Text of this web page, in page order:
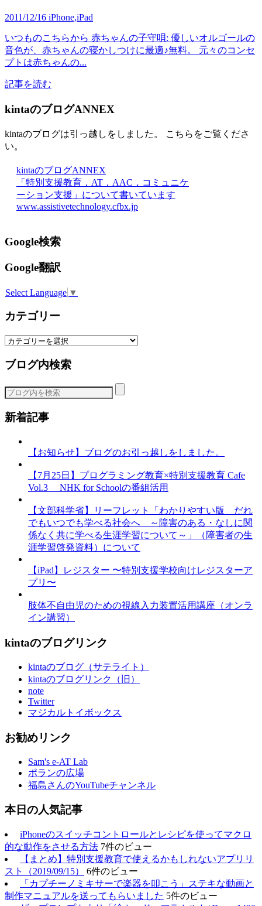
2011/12/16 iPhone,iPad
いつものこちらから 赤ちゃんの子守唄: 優しいオルゴールの
音色が、赤ちゃんの寝かしつけに最適♪無料。 元々のコンセ
プトは赤ちゃんの...
記事を読む
kintaのブログANNEX
kintaのブログは引っ越しをしました。 こちらをご覧くださ
い。
kintaのブログANNEX
「特別支援教育，AT，AAC，コミュニケ
ーション支援」について書いています
www.assistivetechnology.cfbx.jp
Google検索
Google翻訳
Select Language ▼
カテゴリー
カ
ゴ
ー
ブログ内検索
新着記事
【お知らせ】ブログのお引っ越しをしました。
【7月25日】プログラミング教育×特別支援教育 Cafe
Vol.3 NHK for Schoolの番組活用
【文部科学省】リーフレット「わかりやすい版 だれ
でもいつでも学べる社会へ ～障害のある・なしに関
係なく共に学べる生涯学習について～」（障害者の生
涯学習啓発資料）について
【iPad】レジスター 〜特別支援学校向けレジスターア
プリ〜
肢体不自由児のための視線入力装置活用講座（オンラ
イン講習）
kintaのブログリンク
kintaのブログ（サテライト）
kintaのブログリンク（旧）
note
Twitter
マジカルトイボックス
お勧めリンク
Sam's e-AT Lab
ポランの広場
福島さんのYouTubeチャンネル
本日の人気記事
iPhoneのスイッチコントロールとレシピを使ってマクロ
的な動作をさせる方法 7件のビュー
【まとめ】特別支援教育で使えるかもしれないアプリリ
スト（2019/09/15）
6件のビュー
「カプチーノミキサーで楽器を叩こう」ステキな動画と
制作マニュアルを送ってもらいました 5件のビュー